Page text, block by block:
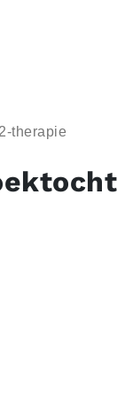
therapie